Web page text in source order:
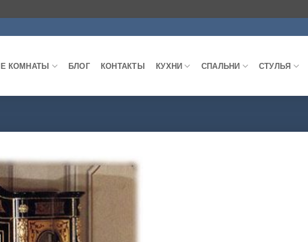
КОМНАТЫ БЛОГ КОНТАКТЫ КУХНИ СПАЛЬНИ СТУЛЬЯ